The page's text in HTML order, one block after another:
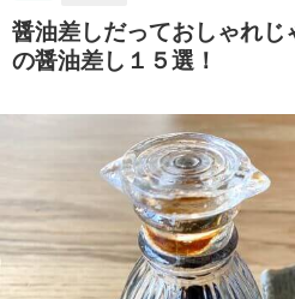
醤油差しだっておしゃれじ
の醤油差し１５選！